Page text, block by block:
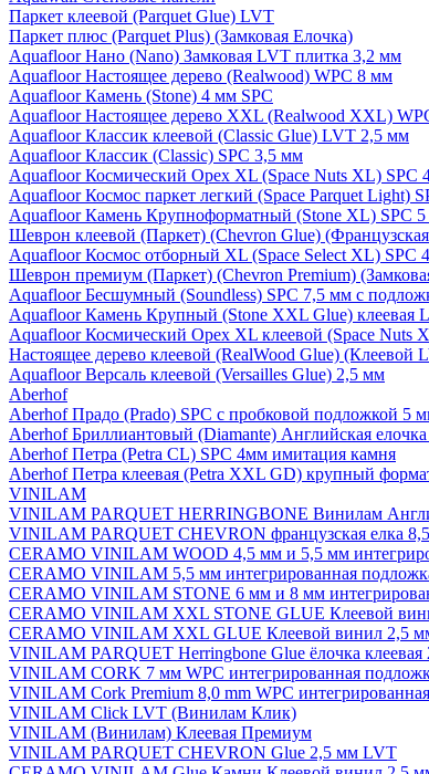
Паркет клеевой (Parquet Glue) LVT
Паркет плюс (Parquet Plus) (Замковая Елочка)
Aquafloor Нано (Nano) Замковая LVT плитка 3,2 мм
Aquafloor Настоящее дерево (Realwood) WPC 8 мм
Aquafloor Камень (Stone) 4 мм SPC
Aquafloor Настоящее дерево XXL (Realwood XXL)
Aquafloor Классик клеевой (Classic Glue) LVT 2,5 мм
Aquafloor Классик (Classic) SPC 3,5 мм
Aquafloor Космический Орех XL (Space Nuts XL) SPC
Aquafloor Космос паркет легкий (Space Parquet Light)
Aquafloor Камень Крупноформатный (Stone XL) SPC
Шеврон клеевой (Паркет) (Chevron Glue)
Aquafloor Космос отборный XL (Space Select XL) SPC
Шеврон премиум (Паркет) (Chevron Premium)
Aquafloor Бесшумный (Soundless) SPC 7,5 мм с
Aquafloor Камень Крупный (Stone XXL Glue) клеевая
Aquafloor Космический Орех XL клеевой (Space Nuts
Настоящее дерево клеевой (RealWood Glue) (Клеевой
Aquafloor Версаль клеевой (Versailles Glue) 2,5 мм
Aberhof
Aberhof Прадо (Prado) SPC с пробковой подложкой 5
Aberhof Бриллиантовый (Diamante) Английская
Aberhof Петра (Petra CL) SPC 4мм имитация камня
Aberhof Петра клеевая (Petra XXL GD) крупный
VINILAM
VINILAM PARQUET HERRINGBONE Винилам
VINILAM PARQUET CHEVRON французская елка
CERAMO VINILAM WOOD 4,5 мм и 5,5 мм
CERAMO VINILAM 5,5 мм интегрированная
CERAMO VINILAM STONE 6 мм и 8 мм
CERAMO VINILAM XXL STONE GLUE Клеевой
CERAMO VINILAM XXL GLUE Клеевой винил 2,5
VINILAM PARQUET Herringbone Glue ёлочка клеевая
VINILAM CORK 7 мм WPC интегрированная
VINILAM Cork Premium 8,0 mm WPC
VINILAM Click LVT (Винилам Клик)
VINILAM (Винилам) Клеевая Премиум
VINILAM PARQUET CHEVRON Glue 2,5 мм LVT